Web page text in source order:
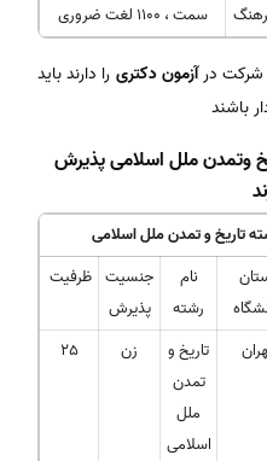
سمت ، 1100 لغت ضروری
شرکت درآزمون دکتری را دارند باید
باشند
وتمدن ملل اسلامی پذیرش
تاریخ و تمدن ملل اسلامی
نام
رشته
جنسیت
پذیرش
ظرفیت
تاریخ و
تمدن
ملل
اسلامی
زن 25